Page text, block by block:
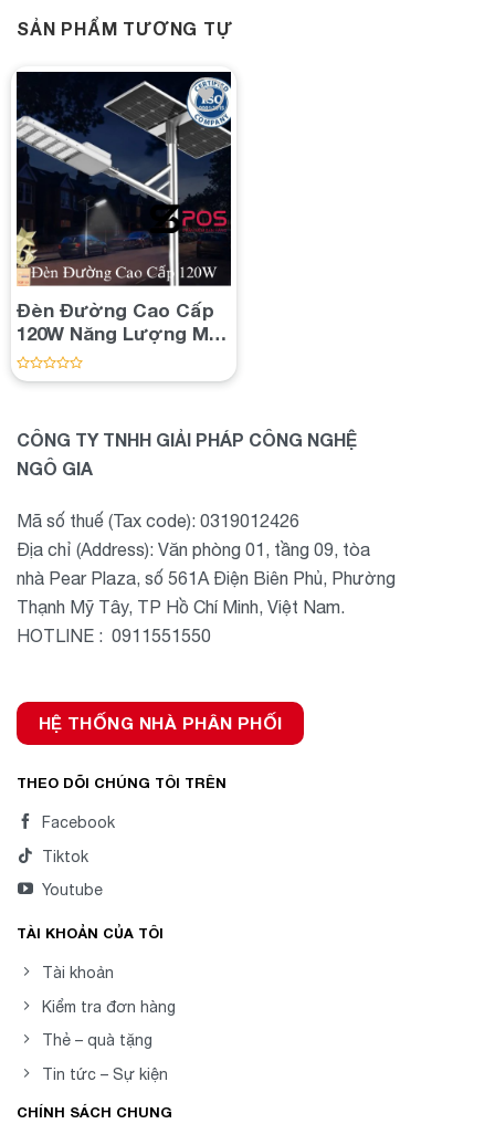
SẢN PHẨM TƯƠNG TỰ
Add to
wishlist
Đèn Đường Cao Cấp
120W Năng Lượng Mặt
Trời Chip LED Mỹ: Giải
Pháp Chiếu Sáng
Trình Quốc Lộ
Được
5
sao
CÔNG TY TNHH GIẢI PHÁP CÔNG NGHỆ
NGÔ GIA
Mã số thuế (Tax code): 0319012426
Địa chỉ (Address): Văn phòng 01, tầng 09, tòa
nhà Pear Plaza, số 561A Điện Biên Phủ, Phường
Thạnh Mỹ Tây, TP Hồ Chí Minh, Việt Nam.
HOTLINE : 0911551550
HỆ THỐNG NHÀ PHÂN PHỐI
THEO DÕI CHÚNG TÔI TRÊN
Facebook
Tiktok
Youtube
TÀI KHOẢN CỦA TÔI
Tài khoản
Kiểm tra đơn hàng
Thẻ – quà tặng
Tin tức – Sự kiện
CHÍNH SÁCH CHUNG